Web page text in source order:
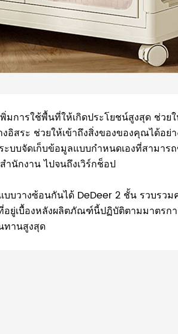
มการใช้พื้นที่ให้เกิดประโยชน์สูงสุด ช่
สระ ช่วยให้เข้าถึงสิ่งของของคุณได้อย่
บบจัดเก็บข้อมูลแบบกำหนดเองที่สามา
นักงาน ไปจนถึงเวิร์กช็อป
บวางซ้อนกันได้ DeDeer 2 ชั้น รวบรว
อยู่เบื้องหลังผลิตภัณฑ์นี้ปฏิบัติตามมาตร
ทานสูงสุด